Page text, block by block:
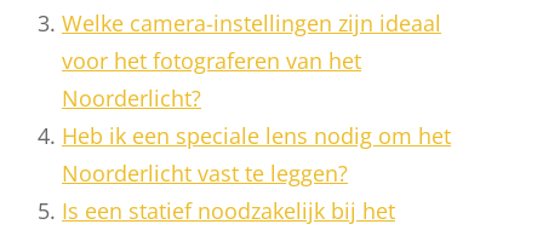
Welke camera-instellingen zijn ideaal
voor het fotograferen van het
Noorderlicht?
Heb ik een speciale lens nodig om het
Noorderlicht vast te leggen?
Is een statief noodzakelijk bij het